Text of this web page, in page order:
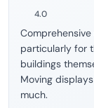
4.0
particularly for
buildings
Moving
much.